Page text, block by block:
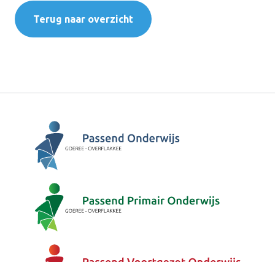
Terug naar overzicht